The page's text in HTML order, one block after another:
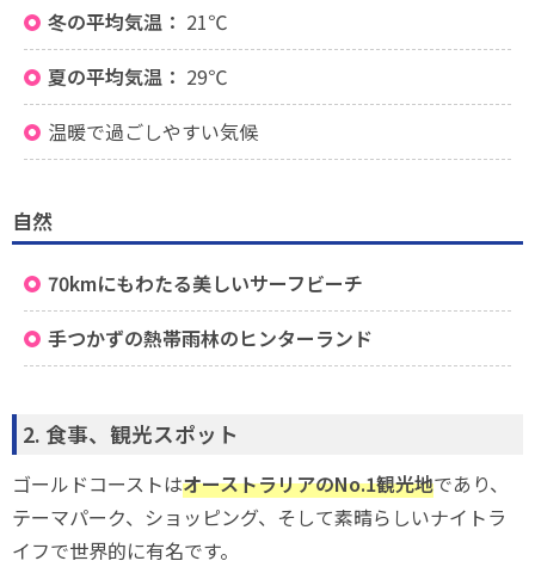
冬の平均気温： 21℃
夏の平均気温： 29℃
温暖で過ごしやすい気候
自然
70kmにもわたる美しいサーフビーチ
手つかずの熱帯雨林のヒンターランド
2. 食事、観光スポット
ゴールドコーストはオーストラリアのNo.1観光地であり、
テーマパーク、ショッピング、そして素晴らしいナイトラ
イフで世界的に有名です。